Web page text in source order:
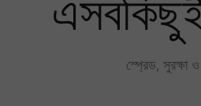
স্প্রেড, সুরক্ষা